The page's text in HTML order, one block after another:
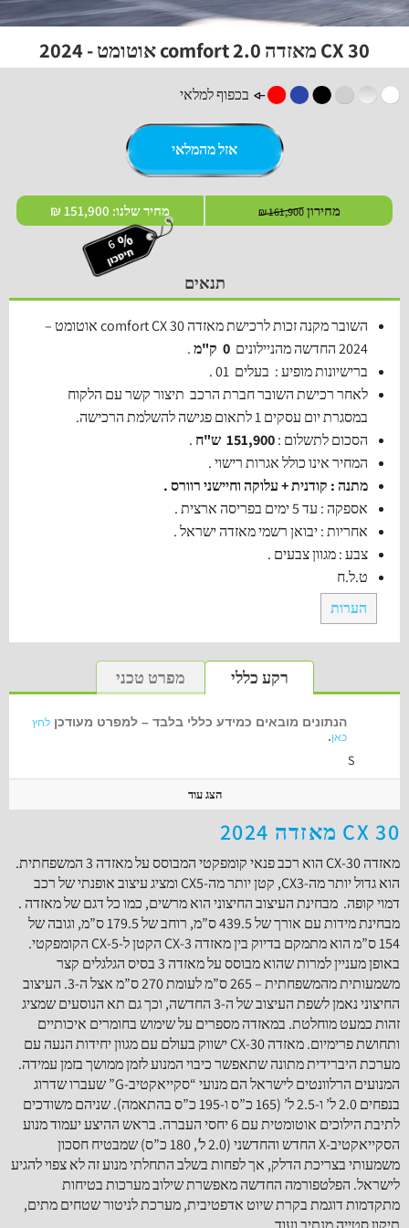
CX 30 מאזדה comfort 2.0 אוטומט - 2024
בכפוף למלאי
אזל מהמלאי
מחירון 161,900 ₪ מחיר שלנו: 151,900 ₪
תנאים
השובר מקנה זכות לרכישת מאזדה comfort CX 30 אוטומט –
2024 החדשה מהניילונים
0 ק"מ
.
ברישיונות מופיע : בעלים 01 .
לאחר רכישת השובר חברת הרכב תיצור קשר עם הלקוח
במסגרת יום עסקים 1 לתאום פגישה להשלמת הרכישה.
הסכום לתשלום :151,900 ש"ח
.
המחיר אינו כולל אגרות רישוי .
מתנה : קודנית + עלוקה וחיישני רוורס .
אספקה : עד 5 ימים בפריסה ארצית .
אחריות : יבואן רשמי מאזדה ישראל .
צבע : מגוון צבעים .
ט.ל.ח
הערות
רקע כללי מפרט טכני
הנתונים מובאים כמידע כללי בלבד – למפרט מעודכן לחץ
כאן.
S
הצג עוד
CX 30 מאזדה 2024
מאזדה CX-30 הוא רכב פנאי קומפקטי המבוסס על מאזדה 3 המשפחתית.
הוא גדול יותר מה-CX3, קטן יותר מה-CX5 ומציג עיצוב אופנתי של רכב
דמוי קופה. מבחינת העיצוב החיצוני הוא מרשים, כמו כל דגם של מאזדה .
מבחינת מידות עם אורך של 439.5 ס”מ, רוחב של 179.5 ס”מ, וגובה של
154 ס”מ הוא מתמקם בדיוק בין מאזדה CX-3 הקטן ל-CX-5 הקומפקטי.
באופן מעניין למרות שהוא מבוסס על מאזדה 3 בסיס הגלגלים קצר
משמעותית מהמשפחתית – 265 ס”מ לעומת 270 ס”מ אצל ה-3. העיצוב
החיצוני נאמן לשפת העיצוב של ה-3 החדשה, וכך גם תא הנוסעים שמציג
זהות כמעט מוחלטת. במאזדה מספרים על שימוש בחומרים איכותיים
ותחושת פרימיום. מאזדה CX-30 ישווק בעולם עם מגוון יחידות הנעה עם
מערכת היברידית מתונה שתאפשר כיבוי המנוע לזמן ממושך בזמן עמידה.
המנועים הרלוונטים לישראל הם מנועי “סקייאקטיב-G” שעברו שדרוג
בנפחים 2.0 ל’ ו-2.5 ל’ (165 כ”ס ו-195 כ”ס בהתאמה). שניהם משודכים
לתיבת הילוכים אוטומטית עם 6 יחסי העברה. בראש ההיצע יעמוד מנוע
הסקייאקטיב-X החדש והחדשני (2.0 ל’, 180 כ”ס) שמבטיח חסכון
משמעותי בצריכת הדלק, אך לפחות בשלב התחלתי מנוע זה לא צפוי להגיע
לישראל. הפלטפורמה החדשה מאפשרת שילוב מערכות בטיחות
מתקדמות דוגמת בקרת שיוט אדפטיבית, מערכת לניטור שטחים מתים,